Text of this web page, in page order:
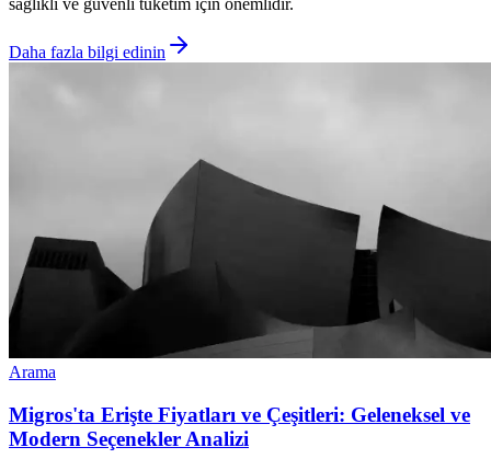
sağlıklı ve güvenli tüketim için önemlidir.
Daha fazla bilgi edinin
Arama
Migros'ta Erişte Fiyatları ve Çeşitleri: Geleneksel ve
Modern Seçenekler Analizi